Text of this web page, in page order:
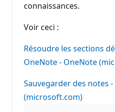
connaissances.
Voir ceci :
Résoudre les sections
OneNote - OneNote
Sauvegarder des notes
(microsoft.com)